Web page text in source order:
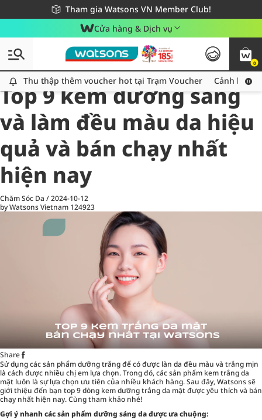
Tham gia Watsons VN Member Club!
Miễn phí giao hàng cho đơn hàng từ 249,000Đ
Giao hàng nhanh 24h - Áp dụng khu vực TP. Hồ Chí Minh
Cửa hàng & Dịch vụ
0
Thu thập thêm voucher hot tại Trạm Voucher
Thu thập thêm voucher hot tại Trạm Voucher Cảnh báo
All
Chăm Sóc Cá Nhân
Top 9 kem dưỡng sáng
và làm đều màu da hiệu
quả và bán chạy nhất
hiện nay
Chăm Sóc Da /2024-10-12
by Watsons Vietnam 124923
Share
Sử dụng cácsản phẩm dưỡng trắngđể có được làn da đều màu và trắng mịn
là cách được nhiều chị em lựa chọn. Trong đó, các sản phẩm kem trắng da
mặt luôn là sự lựa chọn ưu tiên của nhiều khách hàng. Sau đây, Watsons sẽ
giới thiệu đến bạn top 9 dòng kem dưỡng trắng da mặt được yêu thích và bán
chạy nhất hiện nay. Cùng tham khảo nhé!
Gợi ý nhanh các sản phẩm dưỡng sáng da được ưa chuộng: